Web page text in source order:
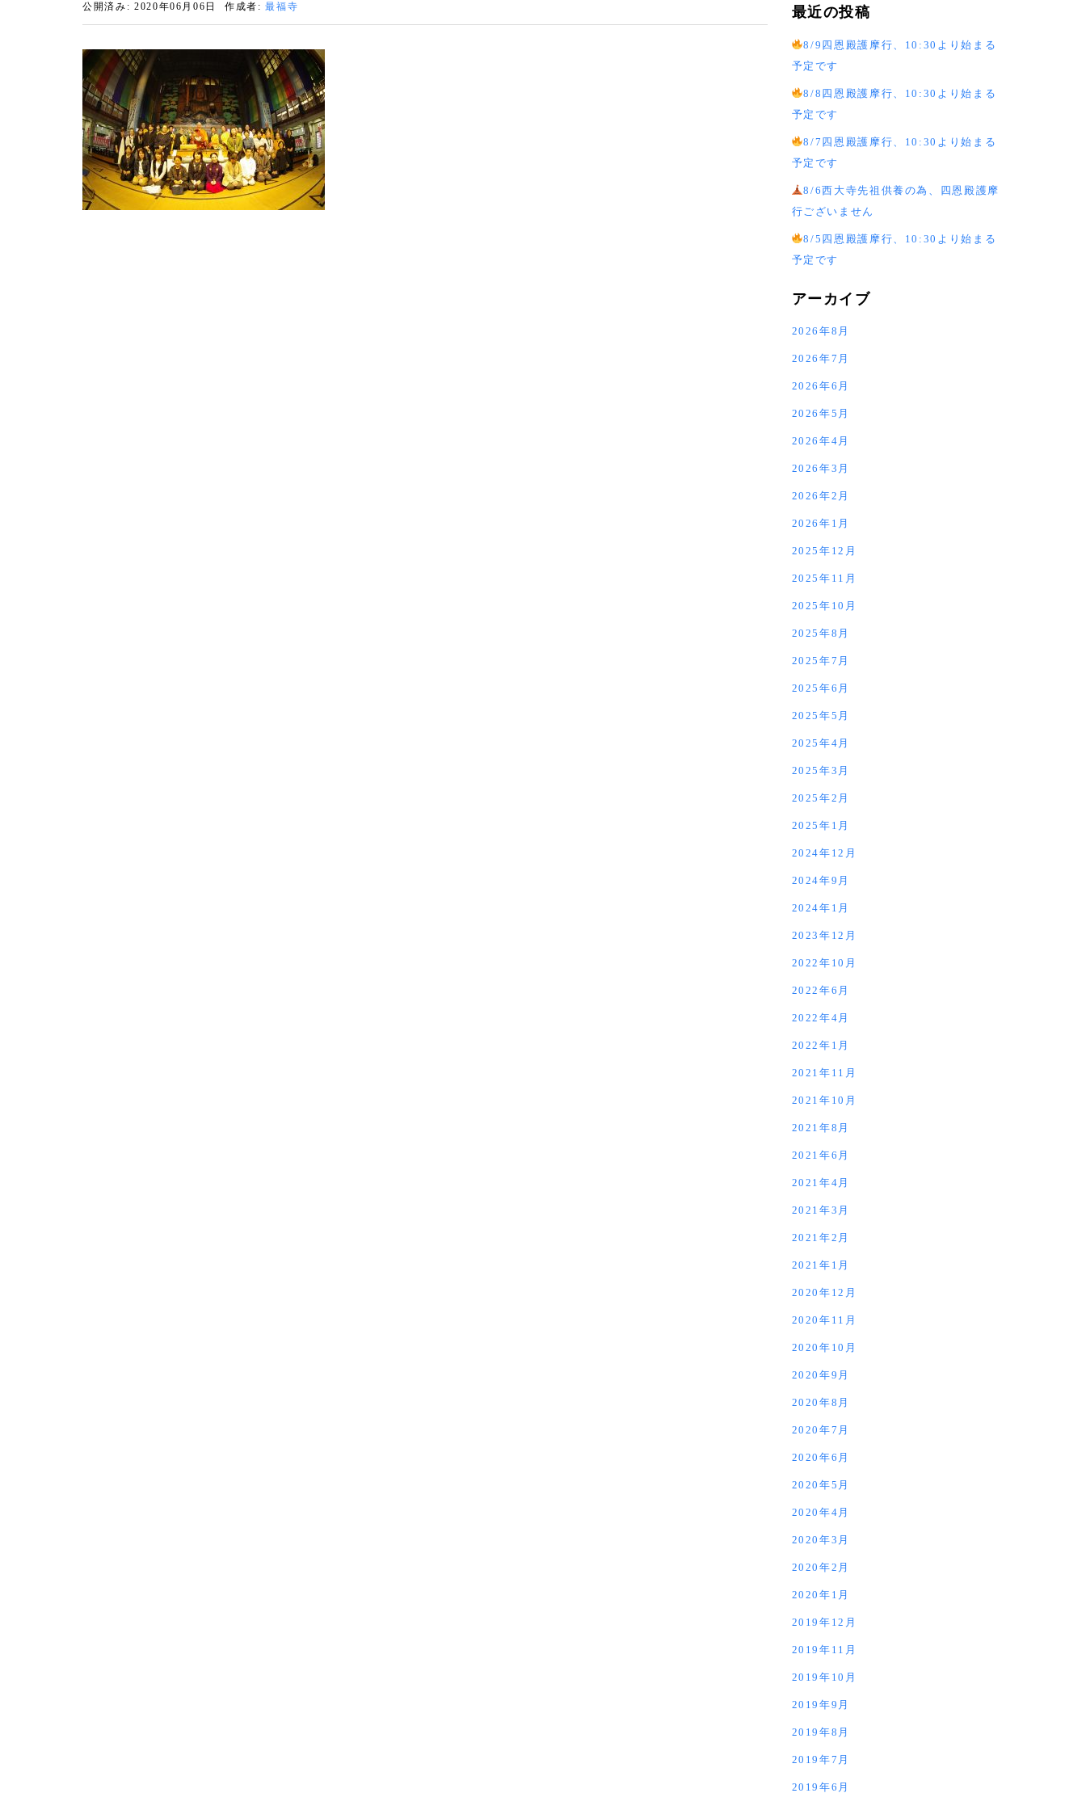
公開済み: 2020年06月06日 作成者:最福寺 最近の投稿
8/9四恩殿護摩行、10:30より始まる
予定です
8/8四恩殿護摩行、10:30より始まる
予定です
8/7四恩殿護摩行、10:30より始まる
予定です
8/6西大寺先祖供養の為、四恩殿護摩
行ございません
8/5四恩殿護摩行、10:30より始まる
予定です
アーカイブ
2026年8月
2026年7月
2026年6月
2026年5月
2026年4月
2026年3月
2026年2月
2026年1月
2025年12月
2025年11月
2025年10月
2025年8月
2025年7月
2025年6月
2025年5月
2025年4月
2025年3月
2025年2月
2025年1月
2024年12月
2024年9月
2024年1月
2023年12月
2022年10月
2022年6月
2022年4月
2022年1月
2021年11月
2021年10月
2021年8月
2021年6月
2021年4月
2021年3月
2021年2月
2021年1月
2020年12月
2020年11月
2020年10月
2020年9月
2020年8月
2020年7月
2020年6月
2020年5月
2020年4月
2020年3月
2020年2月
2020年1月
2019年12月
2019年11月
2019年10月
2019年9月
2019年8月
2019年7月
2019年6月